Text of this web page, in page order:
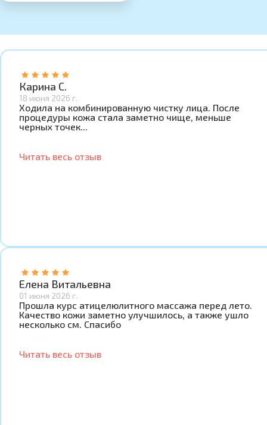
Карина С.
18 июня 2026 г.
Ходила на комбинированную чистку лица. После
процедуры кожа стала заметно чище, меньше
черных точек...
Читать весь отзыв
Елена Витальевна
01 июня 2026 г.
Прошла курс атицелюлитного массажа перед лето.
Качество кожи заметно улучшилось, а также ушло
несколько см. Спасибо
Читать весь отзыв